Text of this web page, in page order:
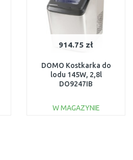
914.75 zł
DOMO Kostkarka do
lodu 145W, 2,8l
DO9247IB
W MAGAZYNIE